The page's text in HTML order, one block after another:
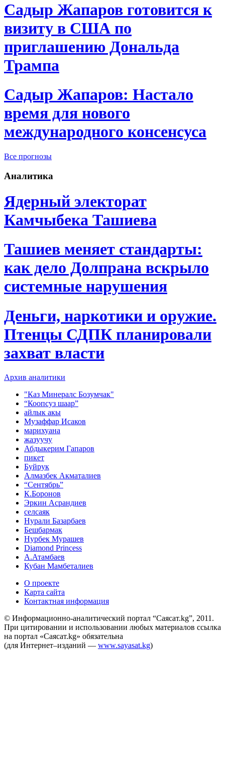
Садыр Жапаров готовится к
визиту в США по
приглашению Дональда
Трампа
Садыр Жапаров: Настало
время для нового
международного консенсуса
Все прогнозы
Аналитика
Ядерный электорат
Камчыбека Ташиева
Ташиев меняет стандарты:
как дело Долпрана вскрыло
системные нарушения
Деньги, наркотики и оружие.
Птенцы СДПК планировали
захват власти
Архив аналитики
"Каз Минералс Бозумчак"
“Коопсуз шаар”
айлык акы
Музаффар Исаков
марихуана
жазуучу
Абдыкерим Гапаров
пикет
Буйрук
Алмазбек Акматалиев
“Сентябрь”
К.Боронов
Эркин Асрандиев
селсаяк
Нурали Базарбаев
Бешбармак
Нурбек Мурашев
Diamond Princess
А.Атамбаев
Кубан Мамбеталиев
О проекте
Карта сайта
Контактная информация
© Информационно-аналитический портал “Саясат.kg”, 2011.
При цитировании и использовании любых материалов ссылка
на портал «Саясат.kg» обязательна
(для Интернет–изданий — www.sayasat.kg)